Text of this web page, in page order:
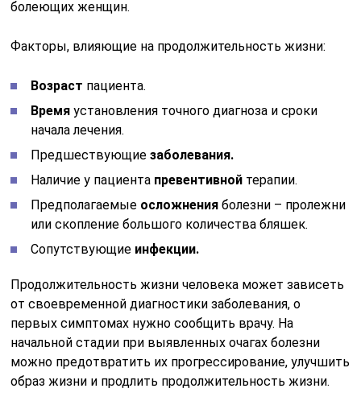
болеющих женщин.
Факторы, влияющие на продолжительность жизни:
Возраст пациента.
Время установления точного диагноза и сроки
начала лечения.
Предшествующиезаболевания.
Наличие у пациента превентивной терапии.
Предполагаемые осложнения болезни – пролежни
или скопление большого количества бляшек.
Сопутствующие инфекции.
Продолжительность жизни человека может зависеть
от своевременной диагностики заболевания, о
первых симптомах нужно сообщить врачу. На
начальной стадии при выявленных очагах болезни
можно предотвратить их прогрессирование, улучшить
образ жизни и продлить продолжительность жизни.